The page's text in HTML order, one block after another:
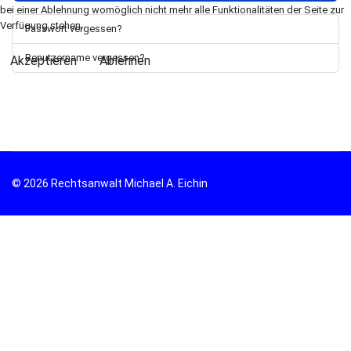
Passwort vergessen?
Benutzername vergessen?
© 2026 Rechtsanwalt Michael A. Eichin
bei einer Ablehnung womöglich nicht mehr alle Funktionalitäten der Seite zur
Verfügung stehen.
Akzeptieren Ablehnen